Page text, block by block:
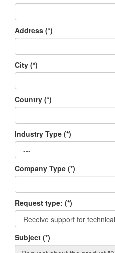
Address (*)
City (*)
Country (*)
Industry Type (*)
Company Type (*)
Request type: (*)
Subject (*)